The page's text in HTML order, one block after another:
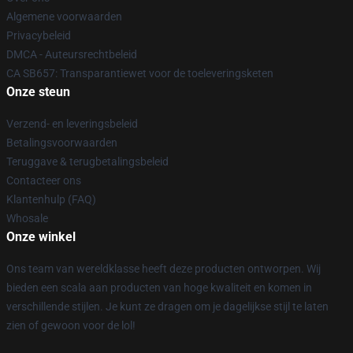
Algemene voorwaarden
Privacybeleid
DMCA - Auteursrechtbeleid
CA SB657: Transparantiewet voor de toeleveringsketen
Onze steun
Verzend- en leveringsbeleid
Betalingsvoorwaarden
Teruggave & terugbetalingsbeleid
Contacteer ons
Klantenhulp (FAQ)
Whosale
Onze winkel
Ons team van wereldklasse heeft deze producten ontworpen. Wij
bieden een scala aan producten van hoge kwaliteit en komen in
verschillende stijlen. Je kunt ze dragen om je dagelijkse stijl te laten
zien of gewoon voor de lol!